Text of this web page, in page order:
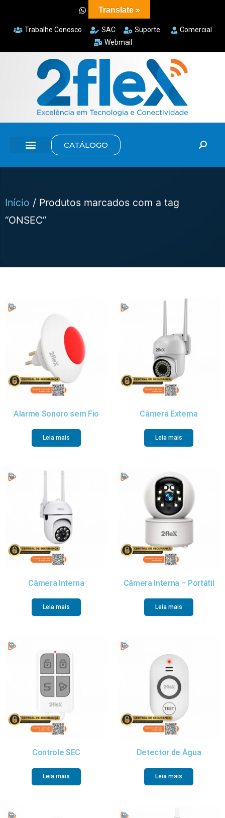
Trabalhe Conosco SAC Suporte
Comercial
Webmail
CATÁLOGO
Início / Produtos marcados com a tag
“ONSEC”
Alarme Sonoro sem Fio
Leia mais
Câmera Externa
Leia mais
Câmera Interna
Leia mais
Câmera Interna – Portátil
Leia mais
Controle SEC
Leia mais
Detector de Água
Leia mais
Translate »